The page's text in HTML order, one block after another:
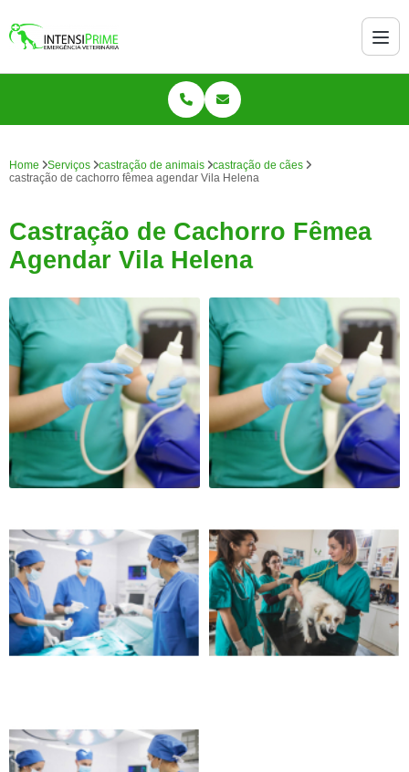
Home Serviços castração de animais
castração de cães
castração de cachorro fêmea agendar Vila Helena
Castração de Cachorro Fêmea
Agendar Vila Helena